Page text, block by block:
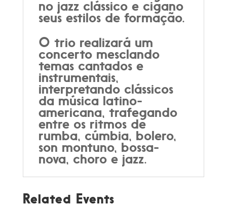
no jazz clássico e cigano
seus estilos de formação.
O trio realizará um
concerto mesclando
temas cantados e
instrumentais,
interpretando clássicos
da música latino-
americana, trafegando
entre os ritmos de
rumba, cúmbia, bolero,
son montuno, bossa-
nova, choro e jazz.
Related Events